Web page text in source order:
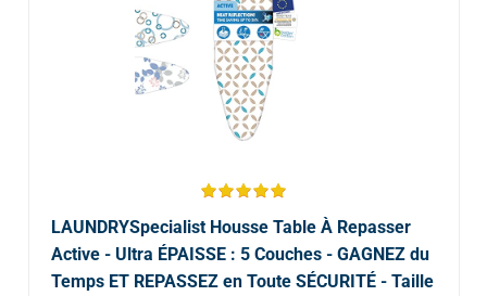
LAUNDRYSpecialist Housse Table À Repasser
Active - Ultra ÉPAISSE : 5 Couches - GAGNEZ du
Temps ET REPASSEZ en Toute SÉCURITÉ - Taille